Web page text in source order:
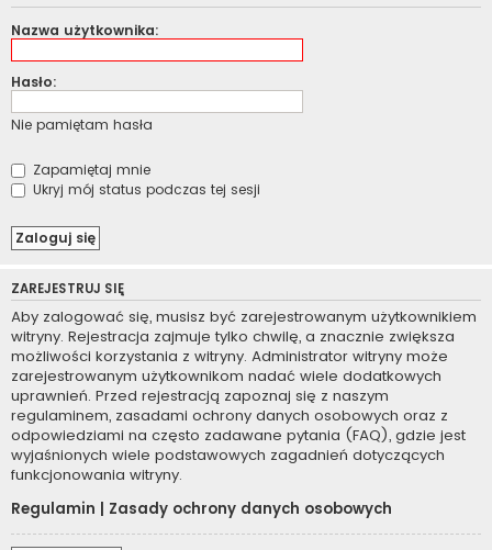
Nazwa użytkownika:
Hasło:
Nie pamiętam hasła
Zapamiętaj mnie
Ukryj mój status podczas tej sesji
ZAREJESTRUJ SIĘ
Aby zalogować się, musisz być zarejestrowanym użytkownikiem
witryny. Rejestracja zajmuje tylko chwilę, a znacznie zwiększa
możliwości korzystania z witryny. Administrator witryny może
zarejestrowanym użytkownikom nadać wiele dodatkowych
uprawnień. Przed rejestracją zapoznaj się z naszym
regulaminem, zasadami ochrony danych osobowych oraz z
odpowiedziami na często zadawane pytania (FAQ), gdzie jest
wyjaśnionych wiele podstawowych zagadnień dotyczących
funkcjonowania witryny.
Regulamin | Zasady ochrony danych osobowych